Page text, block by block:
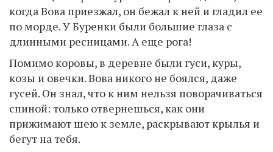
когда Вова приезжал, он бежал к ней и гладил ее
по морде. У Буренки были большие глаза с
длинными ресницами. А еще рога!
Помимо коровы, в деревне были гуси, куры,
козы и овечки. Вова никого не боялся, даже
гусей. Он знал, что к ним нельзя поворачиваться
спиной: только отвернешься, как они
прижимают шею к земле, раскрывают крылья и
бегут на тебя.